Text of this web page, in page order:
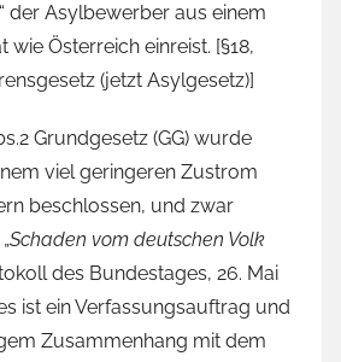
“ der Asylbewerber aus einem
wie Österreich einreist. [§18,
(jetzt Asylgesetz)]
Grundgesetz (GG) wurde
viel geringeren Zustrom
beschlossen, und zwar
Schaden vom deutschen Volk
des Bundestages, 26. Mai
ist ein Verfassungsauftrag und
Zusammenhang mit dem